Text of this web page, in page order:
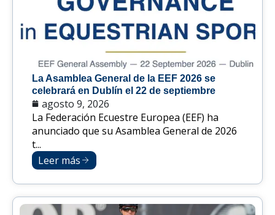
La Asamblea General de la EEF 2026 se
celebrará en Dublín el 22 de septiembre
agosto 9, 2026
La Federación Ecuestre Europea (EEF) ha
anunciado que su Asamblea General de 2026
t...
Leer más